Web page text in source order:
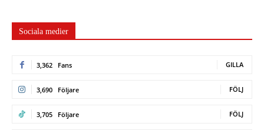
Sociala medier
3,362 Fans GILLA
3,690 Följare FÖLJ
3,705 Följare FÖLJ